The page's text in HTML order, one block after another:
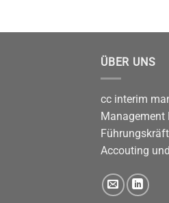
ÜBER UNS
cc interim
Management
Accouting